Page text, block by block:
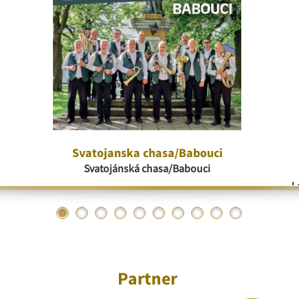
Svatojanska chasa/Babouci
Svatojánská chasa/Babouci
Partner